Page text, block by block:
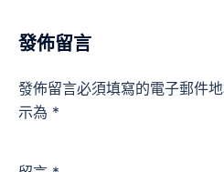
發佈留言
發佈留言必須填寫的電子郵件
示為 *